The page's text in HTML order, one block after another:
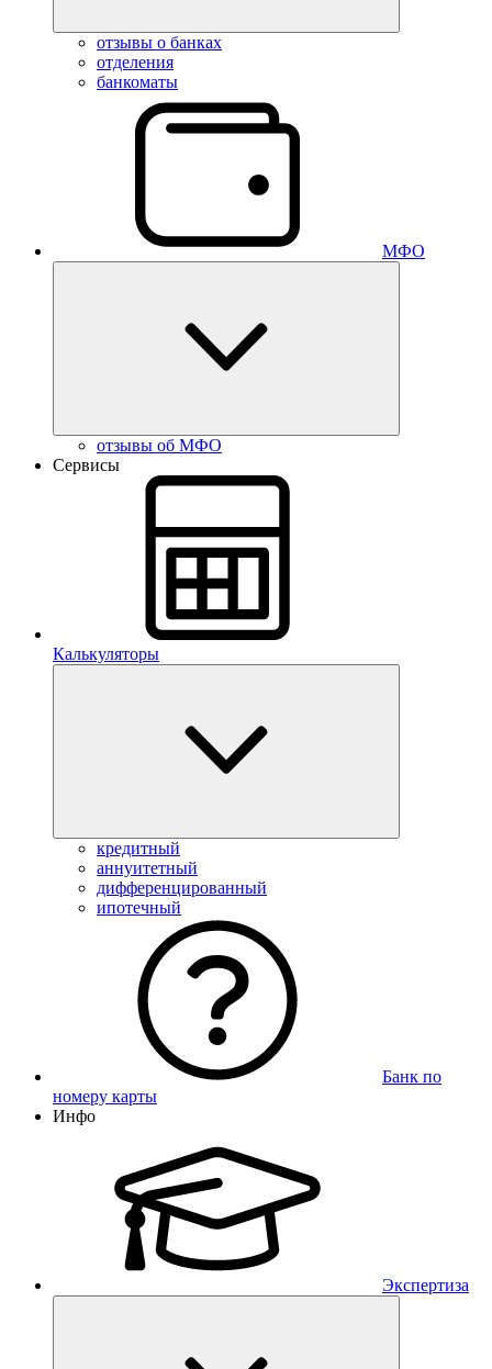
отзывы о банках
отделения
банкоматы
МФО
отзывы об МФО
Сервисы
Калькуляторы
кредитный
аннуитетный
дифференцированный
ипотечный
Банк по
номеру карты
Инфо
Экспертиза